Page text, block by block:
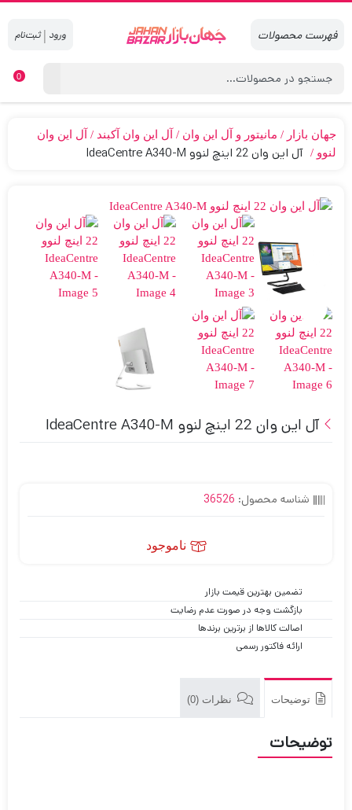
|
0
جهان بازار مانیتور و آل این وان آل این وان آکبند
آل این وان
لنوو
آل این وان 22 اینچ لنوو IdeaCentre A340-M
آل این وان 22 اینچ لنوو IdeaCentre A340-M
شناسه محصول: 36526
ناموجود
تضمین بهترین قیمت بازار
بازگشت وجه در صورت عدم رضایت
اصالت کالاها از برترین برندها
ارائه فاکتور رسمی
توضیحات نظرات (0)
توضیحات